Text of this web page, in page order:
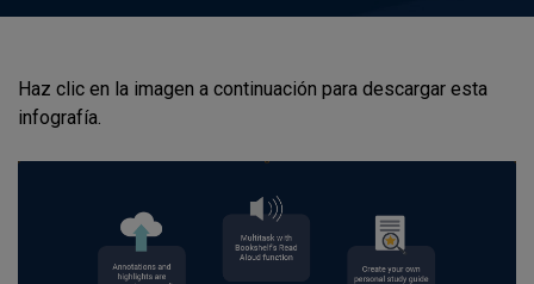
Haz clic en la imagen a continuación para descargar esta
infografía.